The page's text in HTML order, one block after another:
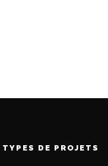
TYPES DE PROJETS